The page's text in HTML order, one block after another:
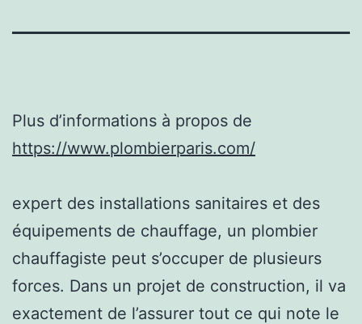
Plus d’informations à propos de
https://www.plombierparis.com/
expert des installations sanitaires et des
équipements de chauffage, un plombier
chauffagiste peut s’occuper de plusieurs
forces. Dans un projet de construction, il va
exactement de l’assurer tout ce qui note le